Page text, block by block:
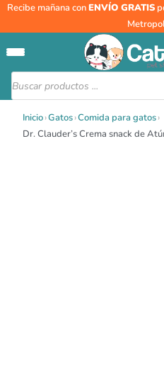
Recibe mañana conENVÍO GRATIS
Búsqueda
de
productos
Inicio›Gatos›Comida para gatos›
Dr. Clauder’s Crema snack de